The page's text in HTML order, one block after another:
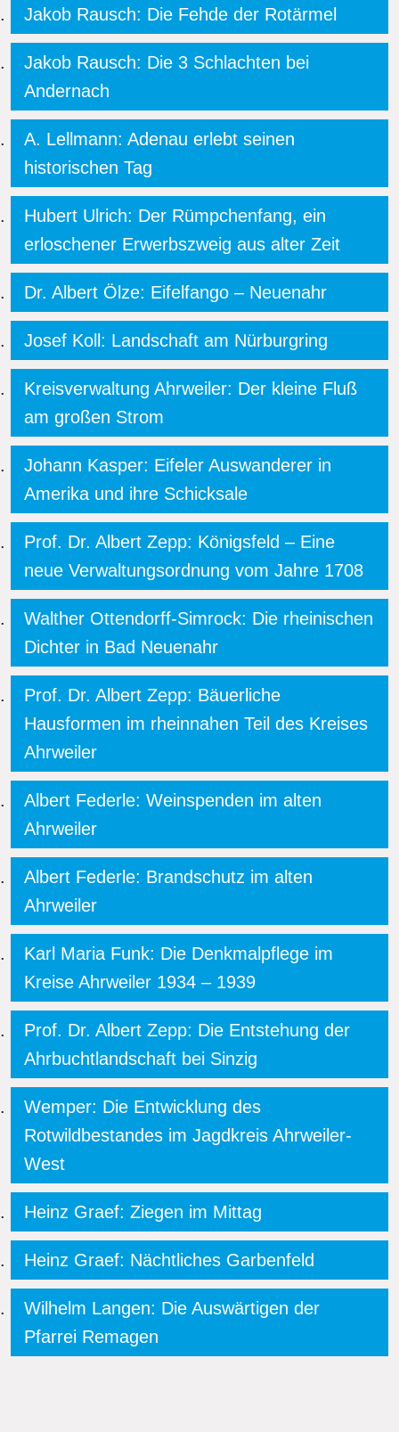
Jakob Rausch: Die Fehde der Rotärmel
Jakob Rausch: Die 3 Schlachten bei
Andernach
A. Lellmann: Adenau erlebt seinen
historischen Tag
Hubert Ulrich: Der Rümpchenfang, ein
erloschener Erwerbszweig aus alter Zeit
Dr. Albert Ölze: Eifelfango – Neuenahr
Josef Koll: Landschaft am Nürburgring
Kreisverwaltung Ahrweiler: Der kleine Fluß
am großen Strom
Johann Kasper: Eifeler Auswanderer in
Amerika und ihre Schicksale
Prof. Dr. Albert Zepp: Königsfeld – Eine
neue Verwaltungsordnung vom Jahre 1708
Walther Ottendorff-Simrock: Die rheinischen
Dichter in Bad Neuenahr
Prof. Dr. Albert Zepp: Bäuerliche
Hausformen im rheinnahen Teil des Kreises
Ahrweiler
Albert Federle: Weinspenden im alten
Ahrweiler
Albert Federle: Brandschutz im alten
Ahrweiler
Karl Maria Funk: Die Denkmalpflege im
Kreise Ahrweiler 1934 – 1939
Prof. Dr. Albert Zepp: Die Entstehung der
Ahrbuchtlandschaft bei Sinzig
Wemper: Die Entwicklung des
Rotwildbestandes im Jagdkreis Ahrweiler-
West
Heinz Graef: Ziegen im Mittag
Heinz Graef: Nächtliches Garbenfeld
Wilhelm Langen: Die Auswärtigen der
Pfarrei Remagen